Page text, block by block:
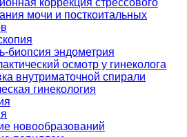
коррекция стрессового
мочи и посткоитальных
биопсия эндометрия
осмотр у гинеколога
внутриматочной спирали
гинекология
новообразований